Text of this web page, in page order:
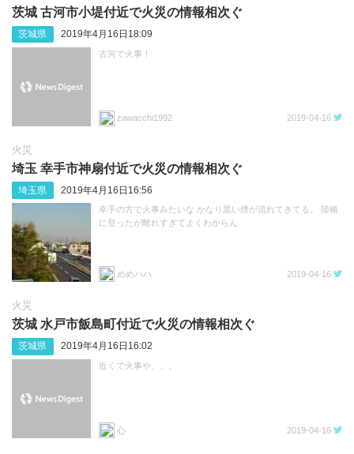
茨城 古河市小堤付近で火災の情報相次ぐ
茨城県 2019年4月16日18:09
古河で火事！
zawacchi1992 2019-04-16
火災
埼玉 幸手市神扇付近で火災の情報相次ぐ
埼玉県 2019年4月16日16:56
幸手の方で火事みたいな かなり黒い煙が流れてきてる。 陸橋
に登ったが離れすぎてよくわからん
めめハハ 2019-04-16
火災
茨城 水戸市飯島町付近で火災の情報相次ぐ
茨城県 2019年4月16日16:02
近くで火事や、、、
心 2019-04-16